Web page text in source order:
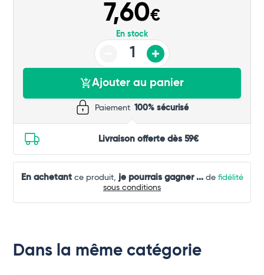
7,60€
En stock
Ajouter au panier
Paiement 100% sécurisé
Livraison offerte dès 59€
En achetantce produit, je pourrais gagner ...de fidélité
sous conditions
Dans la même catégorie